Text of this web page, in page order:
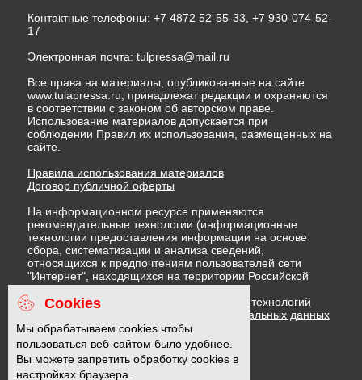
Контактные телефоны: +7 4872 52-55-33, +7 930-074-52-
17
Электронная почта: tulpressa@mail.ru
Все права на материалы, опубликованные на сайте
www.tulapressa.ru, принадлежат редакции и охраняются
в соответствии с законом об авторском праве.
Использование материалов допускается при
соблюдении Правил их использования, размещенных на
сайте.
Правила использования материалов
Договор публичной оферты
На информационном ресурсе применяются
рекомендательные технологии (информационные
технологии предоставления информации на основе
сбора, систематизации и анализа сведений,
относящихся к предпочтениям пользователей сети
"Интернет", находящихся на территории Российской
Федерации)
Правила применения рекомендательных технологий
Политика в отношении обработки персональных данных
Политика обработки файлов cookie
16 +
Cookies
Мы обрабатываем cookies чтобы
пользоваться веб-сайтом было удобнее.
Вы можете запретить обработку cookies в
настройках браузера.